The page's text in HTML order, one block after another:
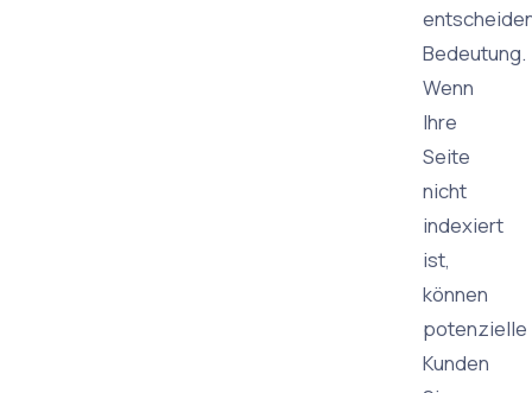
Bedeutung.
Wenn
Ihre
Seite
nicht
indexiert
ist,
können
potenzielle
Kunden